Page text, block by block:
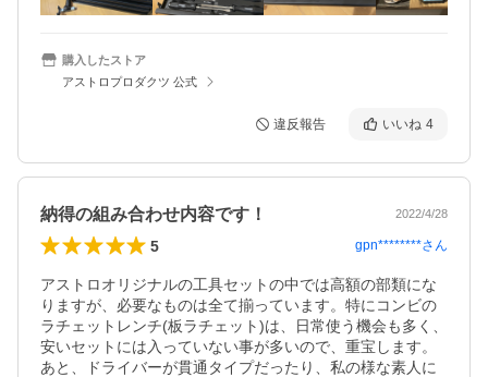
購入したストア
アストロプロダクツ 公式
違反報告 いいね 4
納得の組み合わせ内容です！ 2022/4/28
5 gpn********さん
アストロオリジナルの工具セットの中では高額の部類にな
りますが、必要なものは全て揃っています。特にコンビの
ラチェットレンチ(板ラチェット)は、日常使う機会も多く、
安いセットには入っていない事が多いので、重宝します。
あと、ドライバーが貫通タイプだったり、私の様な素人に